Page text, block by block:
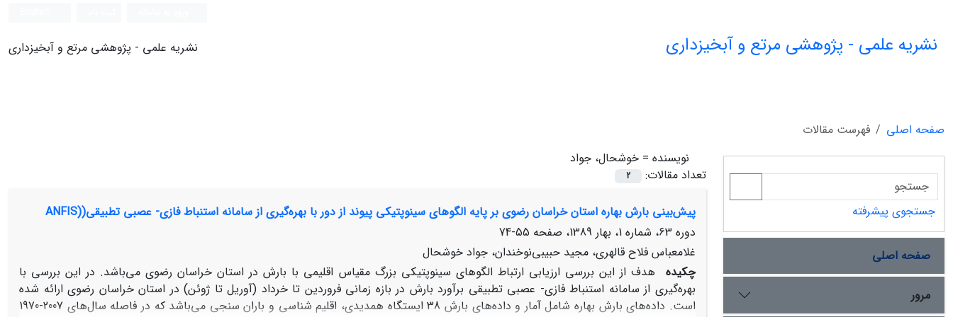
نشریه علمی - پژوهشی مرتع و آبخیزداری نشریه علمی - پژوهشی مرتع و آبخیزداری
صفحه اصلی
فهرست مقالات
نویسنده = خوشحال، جواد
تعداد مقالات:
2
پیش‌بینی بارش بهاره استان خراسان رضوی بر پایه الگوهای سینوپتیکی پیوند از دور با بهره‌گیری از سامانه استنباط فازی- عصبی تطبیقی((ANFIS
دوره 63، شماره 1، بهار 1389، صفحه
55-74
غلامعباس فلاح قالهری، مجید حبیبی‌نوخندان، جواد خوشحال
چکیده
هدف از این بررسی ارزیابی ارتباط الگوهای سینوپتیکی بزرگ مقیاس اقلیمی با بارش در استان خراسان رضوی می‌باشد. در این بررسی با
بهره‌گیری از سامانه استنباط فازی- عصبی تطبیقی برآورد بارش در بازه زمانی فروردین تا خرداد (آوریل تا ژوئن) در استان خراسان رضوی ارائه شده
است. داده‌های بارش بهاره شامل آمار و داده‌های بارش 38 ایستگاه همدیدی، اقلیم شناسی و باران سنجی می‌باشد که در فاصله سال‌های 2007-1970
جستجوی پیشرفته
صفحه اصلی
مرور